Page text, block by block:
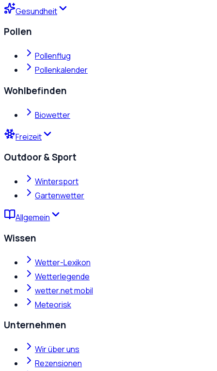
Gesundheit
Pollen
Pollenflug
Pollenkalender
Wohlbefinden
Biowetter
Freizeit
Outdoor & Sport
Wintersport
Gartenwetter
Allgemein
Wissen
Wetter-Lexikon
Wetterlegende
wetter.net mobil
Meteorisk
Unternehmen
Wir über uns
Rezensionen